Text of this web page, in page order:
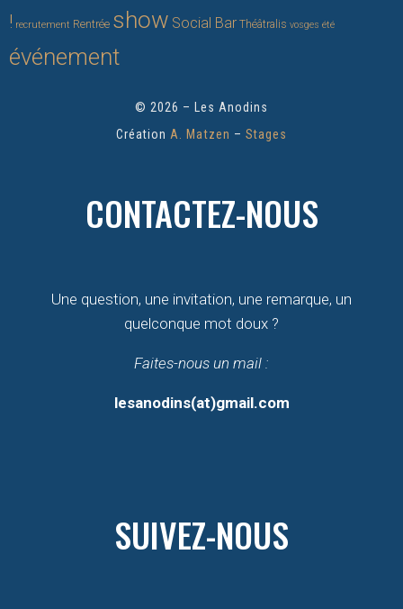
! recrutement Rentrée show Social Bar Théâtralis vosges été
événement
© 2026 – Les Anodins
CréationA. Matzen – Stages
CONTACTEZ-NOUS
Une question, une invitation, une remarque, un
quelconque mot doux ?
Faites-nous un mail :
lesanodins(at)gmail.com
SUIVEZ-NOUS